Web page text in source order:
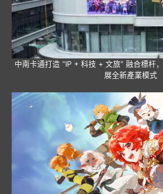
中南卡通打造 “IP + 科技 + 文旅” 融合標杆
展全新產業模式